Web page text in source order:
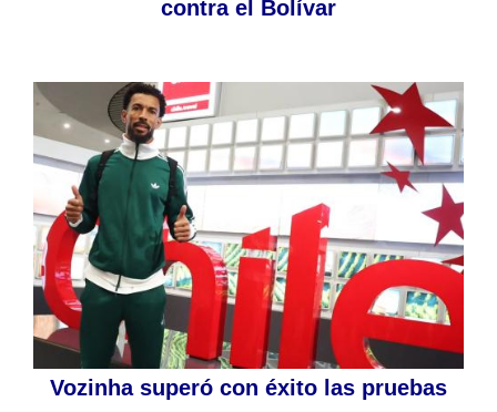
contra el Bolívar
Vozinha superó con éxito las pruebas